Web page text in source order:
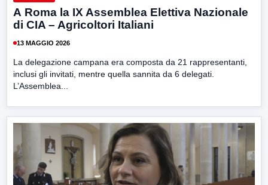
A Roma la IX Assemblea Elettiva Nazionale
di CIA – Agricoltori Italiani
13 MAGGIO 2026
La delegazione campana era composta da 21 rappresentanti,
inclusi gli invitati, mentre quella sannita da 6 delegati.
L’Assemblea...